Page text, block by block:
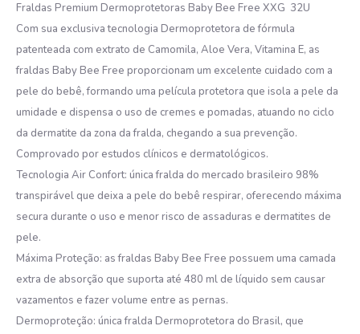
Fraldas Premium Dermoprotetoras Baby Bee Free XXG 32U
Com sua exclusiva tecnologia Dermoprotetora de fórmula
patenteada com extrato de Camomila, Aloe Vera, Vitamina E, as
fraldas Baby Bee Free proporcionam um excelente cuidado com a
pele do bebê, formando uma película protetora que isola a pele da
umidade e dispensa o uso de cremes e pomadas, atuando no ciclo
da dermatite da zona da fralda, chegando a sua prevenção.
Comprovado por estudos clínicos e dermatológicos.
Tecnologia Air Confort: única fralda do mercado brasileiro 98%
transpirável que deixa a pele do bebê respirar, oferecendo máxima
secura durante o uso e menor risco de assaduras e dermatites de
pele.
Máxima Proteção: as fraldas Baby Bee Free possuem uma camada
extra de absorção que suporta até 480 ml de líquido sem causar
vazamentos e fazer volume entre as pernas.
Dermoproteção: única fralda Dermoprotetora do Brasil, que